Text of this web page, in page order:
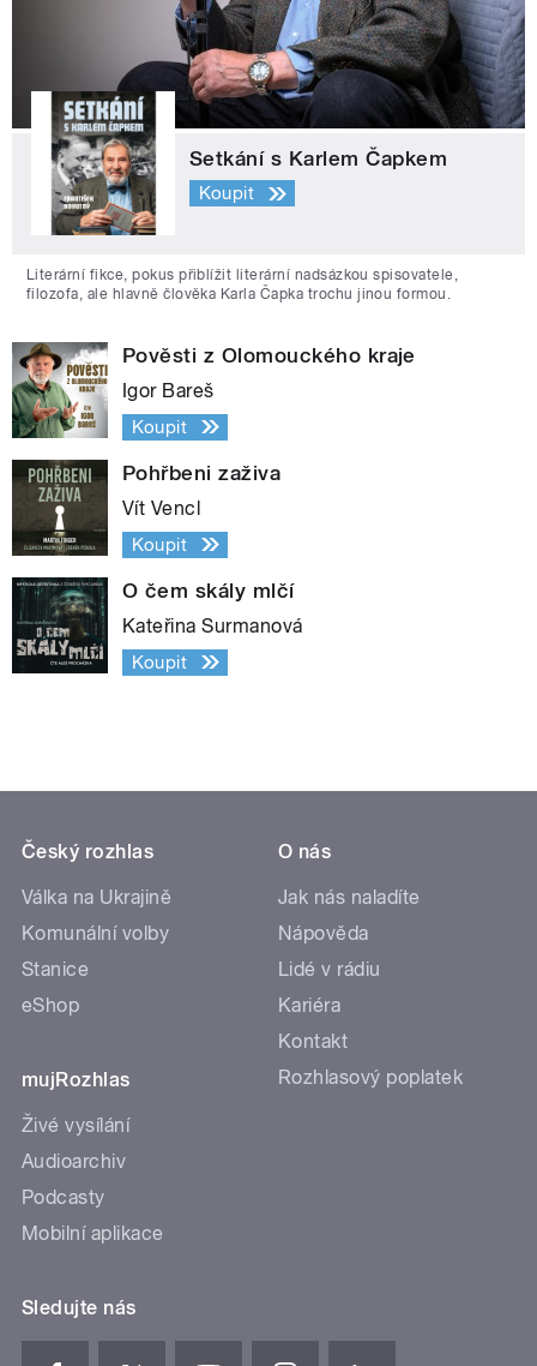
Setkání s Karlem Čapkem
Koupit
Literární fikce, pokus přiblížit literární nadsázkou spisovatele,
filozofa, ale hlavně člověka Karla Čapka trochu jinou formou.
Pověsti z Olomouckého kraje
Igor Bareš
Koupit
Pohřbeni zaživa
Vít Vencl
Koupit
O čem skály mlčí
Kateřina Surmanová
Koupit
Český rozhlas
Válka na Ukrajině
Komunální volby
Stanice
eShop
mujRozhlas
Živé vysílání
Audioarchiv
Podcasty
Mobilní aplikace
O nás
Jak nás naladíte
Nápověda
Lidé v rádiu
Kariéra
Kontakt
Rozhlasový poplatek
Sledujte nás